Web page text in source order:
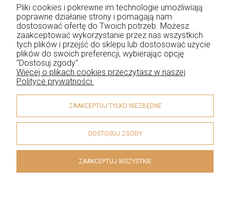
śródziemnomorskiej wody w formie pięknej biżuterii.
Niebieski jest jednym z najpopularniejszych odcieni
ostatnich sezonów. To szlachetny, majestatyczny kolor,
który sprawi, że poczujesz się królewsko. Kiedy
założysz kolczyki niebieskie, wyróżnisz się z szarego
tłumu - ludzie nie będą mogli oderwać od Ciebie
wzroku.
W naszej ofercie znajdziesz biżuterię w przeróżnych
koloru szafiru, czy tanzanitu, po jaśniejsze, turkusowe
akcenty. Szlachetne kamienie ozdabiane są pięknie
mieniącymi się diamentami. W naszej kolekcji
znajdziesz kolczyki ze srebra oraz złota.
Pliki cookies i pokrewne im technologie umożliwiają
poprawne działanie strony i pomagają nam
dostosować ofertę do Twoich potrzeb. Możesz
zaakceptować wykorzystanie przez nas wszystkich
tych plików i przejść do sklepu lub dostosować użycie
plików do swoich preferencji, wybierając opcję
"Dostosuj zgody".
Więcej o plikach cookies przeczytasz w naszej
Polityce prywatności.
ZAAKCEPTUJ TYLKO NIEZBĘDNE
DOSTOSUJ ZGODY
ZAAKCEPTUJ WSZYSTKIE